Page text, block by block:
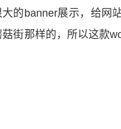
的banner展示，给网
街那样的，所以这款